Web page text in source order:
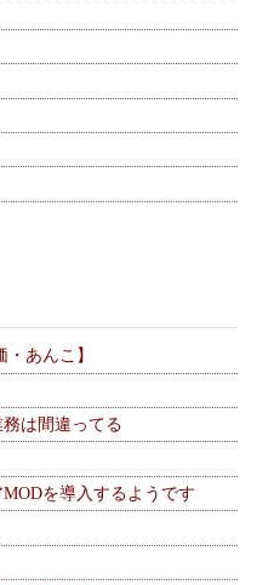
・あんこ】
は間違ってる
を導入するようです